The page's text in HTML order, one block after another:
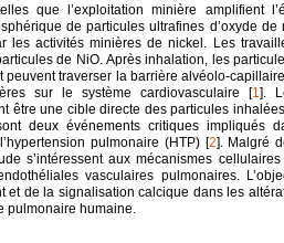
que l’exploitation minière amplifient
de particules ultrafines d’oxyde
les activités minières de nickel. Les
de NiO. Après inhalation, les
peuvent traverser la barrière alvéolo-
sur le système cardiovasculaire [1 ].
être une cible directe des particules
deux événements critiques impliqués
pulmonaire (HTP) [2]. Malgré
s’intéressent aux mécanismes
vasculaires pulmonaires.
et de la signalisation calcique dans les
pulmonaire humaine.